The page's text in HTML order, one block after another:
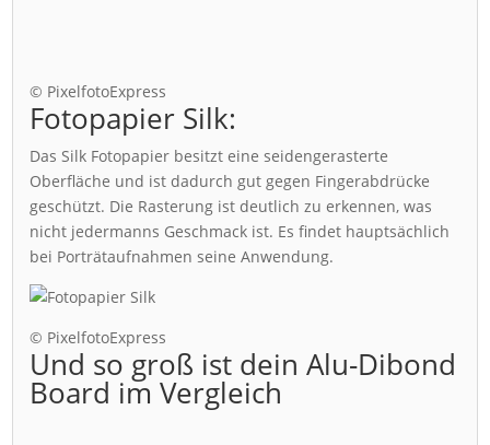
© PixelfotoExpress
Fotopapier Silk:
Das Silk Fotopapier besitzt eine seidengerasterte
Oberfläche und ist dadurch gut gegen Fingerabdrücke
geschützt. Die Rasterung ist deutlich zu erkennen, was
nicht jedermanns Geschmack ist. Es findet hauptsächlich
bei Porträtaufnahmen seine Anwendung.
© PixelfotoExpress
Und so groß ist dein Alu-Dibond
Board im Vergleich